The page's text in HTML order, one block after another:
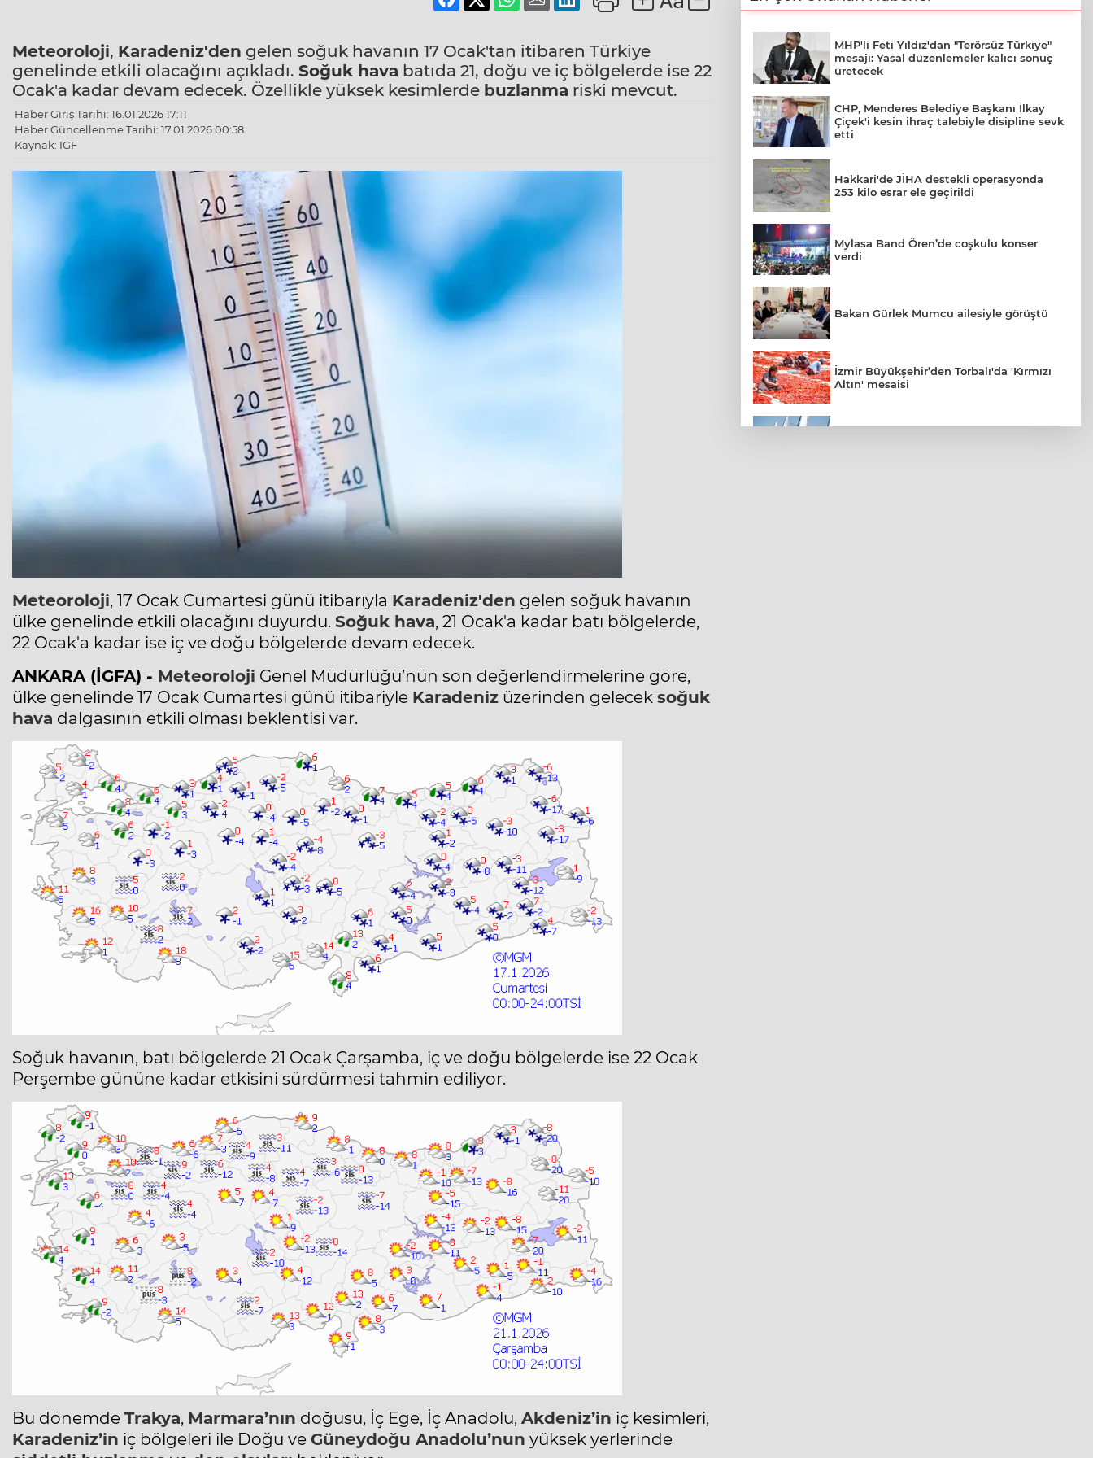
Meteoroloji, Karadeniz'den gelen soğuk havanın 17 Ocak'tan itibaren Türkiye
genelinde etkili olacağını açıkladı. Soğuk hava batıda 21, doğu ve iç bölgelerde ise 22
Ocak'a kadar devam edecek. Özellikle yüksek kesimlerde buzlanma riski mevcut.
Haber Giriş Tarihi: 16.01.2026 17:11
Haber Güncellenme Tarihi: 17.01.2026 00:58
Kaynak: IGF
Meteoroloji, 17 Ocak Cumartesi günü itibarıyla Karadeniz'den gelen soğuk havanın
ülke genelinde etkili olacağını duyurdu. Soğuk hava, 21 Ocak'a kadar batı bölgelerde,
22 Ocak'a kadar ise iç ve doğu bölgelerde devam edecek.
ANKARA (İGFA) - Meteoroloji Genel Müdürlüğü’nün son değerlendirmelerine göre,
ülke genelinde 17 Ocak Cumartesi günü itibariyle Karadeniz üzerinden gelecek soğuk
hava dalgasının etkili olması beklentisi var.
Soğuk havanın, batı bölgelerde 21 Ocak Çarşamba, iç ve doğu bölgelerde ise 22 Ocak
Perşembe gününe kadar etkisini sürdürmesi tahmin ediliyor.
Bu dönemde Trakya, Marmara’nın doğusu, İç Ege, İç Anadolu, Akdeniz’in iç kesimleri,
Karadeniz’in iç bölgeleri ile Doğu ve Güneydoğu Anadolu’nun yüksek yerlerinde
MHP'li Feti Yıldız'dan "Terörsüz Türkiye"
mesajı: Yasal düzenlemeler kalıcı sonuç
üretecek
CHP, Menderes Belediye Başkanı İlkay
Çiçek'i kesin ihraç talebiyle disipline sevk
etti
Hakkari'de JİHA destekli operasyonda
253 kilo esrar ele geçirildi
Mylasa Band Ören’de coşkulu konser
verdi
Bakan Gürlek Mumcu ailesiyle görüştü
İzmir Büyükşehir’den Torbalı'da 'Kırmızı
Altın' mesaisi